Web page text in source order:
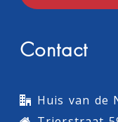
Contact
Huis van de